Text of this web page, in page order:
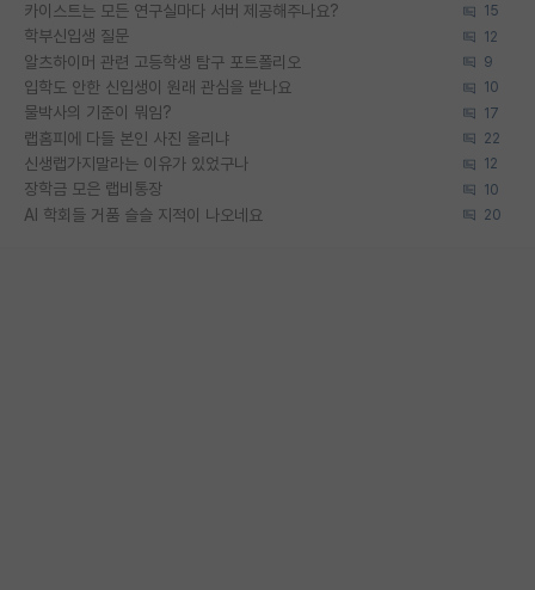
카이스트는 모든 연구실마다 서버 제공해주나요? 15
학부신입생 질문 12
알츠하이머 관련 고등학생 탐구 포트폴리오 9
입학도 안한 신입생이 원래 관심을 받나요 10
물박사의 기준이 뭐임? 17
랩홈피에 다들 본인 사진 올리냐 22
신생랩가지말라는 이유가 있었구나 12
장학금 모은 랩비통장 10
AI 학회들 거품 슬슬 지적이 나오네요 20